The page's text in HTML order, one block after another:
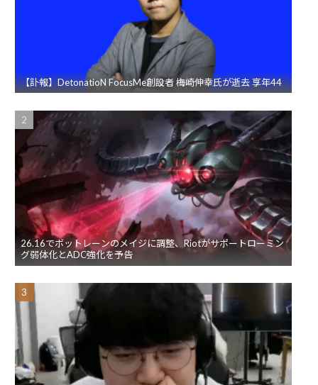
【訃報】DetonatioN FocusMe創設者 梅崎伸幸氏が逝去 享年44
26.16でボットレーンのメイジに調整、Riotがサポートローミン
グ弱体化とADC強化を予告